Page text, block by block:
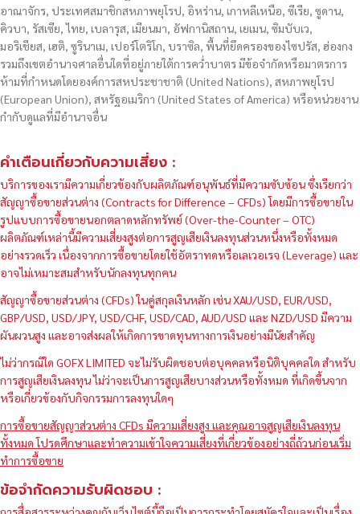
อาณาจักร, ประเทศสมาชิกสหภาพยุโรป, อิหร่าน, เกาหลีเหนือ, ซีเรีย, ซูดาน,
คิวบา, รัสเซีย, ไทย, เบลารุส, เมียนมา, อัฟกานิสถาน, เยเมน, ซิมบับเว,
มอริเชียส, เฮติ, ซูรินาเม, เปอร์โตริโก, บราซิล, พื้นที่ยึดครองของไซปรัส, ฮ่องกง
รวมถึงเขตอำนาจศาลอื่นใดที่อยู่ภายใต้การคว่ำบาตร มีข้อจำกัดหรือมาตรการ
ห้ามที่กำหนดโดยองค์การสหประชาชาติ (United Nations), สหภาพยุโรป
(European Union), สหรัฐอเมริกา (United States of America) หรือหน่วยงาน
กำกับดูแลที่มีอำนาจอื่น
คำเตือนเกี่ยวกับความเสี่ยง :
บริการของเรามีความเกี่ยวข้องกับผลิตภัณฑ์อนุพันธ์ที่มีความซับซ้อน ซึ่งเรียกว่า
สัญญาซื้อขายส่วนต่าง (Contracts for Difference – CFDs) โดยมีการซื้อขายใน
รูปแบบการซื้อขายนอกตลาดหลักทรัพย์ (Over-the-Counter – OTC)
ผลิตภัณฑ์เหล่านี้มีความเสี่ยงสูงต่อการสูญเสียเงินลงทุนส่วนหนึ่งหรือทั้งหมด
อย่างรวดเร็ว เนื่องจากการซื้อขายโดยใช้อัตราทดหรือเลเวอเรจ (Leverage) และ
อาจไม่เหมาะสมสำหรับนักลงทุนทุกคน
สัญญาซื้อขายส่วนต่าง (CFDs) ในคู่สกุลเงินหลัก เช่น XAU/USD, EUR/USD,
GBP/USD, USD/JPY, USD/CHF, USD/CAD, AUD/USD และ NZD/USD มีความ
ผันผวนสูง และอาจส่งผลให้เกิดการขาดทุนทางการเงินอย่างมีนัยสำคัญ
ไม่ว่ากรณีใด GOFX LIMITED จะไม่รับผิดชอบต่อบุคคลหรือนิติบุคคลใด สำหรับ
การสูญเสียเงินลงทุน ไม่ว่าจะเป็นการสูญเสียบางส่วนหรือทั้งหมด ที่เกิดขึ้นจาก
หรือเกี่ยวข้องกับกิจกรรมการลงทุนใดๆ
การซื้อขายสัญญาส่วนต่าง CFDs มีความเสี่ยงสูง และคุณอาจสูญเสียเงินลงทุน
ทั้งหมด โปรดศึกษาและทำความเข้าใจความเสี่ยงที่เกี่ยวข้องอย่างถี่ถ้วนก่อนเริ่ม
ทำการซื้อขาย
ข้อจำกัดความรับผิดชอบ :